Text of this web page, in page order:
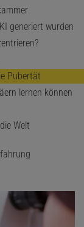
generiert wurden
Pubertät
lernen können
Welt